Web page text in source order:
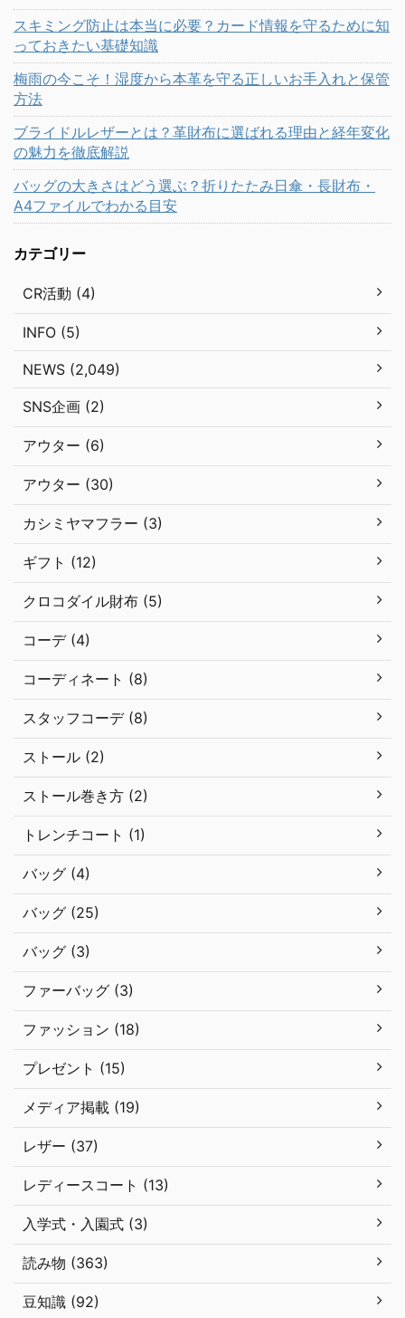
スキミング防止は本当に必要？カード情報を守るために知
っておきたい基礎知識
梅雨の今こそ！湿度から本革を守る正しいお手入れと保管
方法
ブライドルレザーとは？革財布に選ばれる理由と経年変化
の魅力を徹底解説
バッグの大きさはどう選ぶ？折りたたみ日傘・長財布・
A4ファイルでわかる目安
カテゴリー
CR活動 (4)
INFO (5)
NEWS (2,049)
SNS企画 (2)
アウター (6)
アウター (30)
カシミヤマフラー (3)
ギフト (12)
クロコダイル財布 (5)
コーデ (4)
コーディネート (8)
スタッフコーデ (8)
ストール (2)
ストール巻き方 (2)
トレンチコート (1)
バッグ (4)
バッグ (25)
バッグ (3)
ファーバッグ (3)
ファッション (18)
プレゼント (15)
メディア掲載 (19)
レザー (37)
レディースコート (13)
入学式・入園式 (3)
読み物 (363)
豆知識 (92)